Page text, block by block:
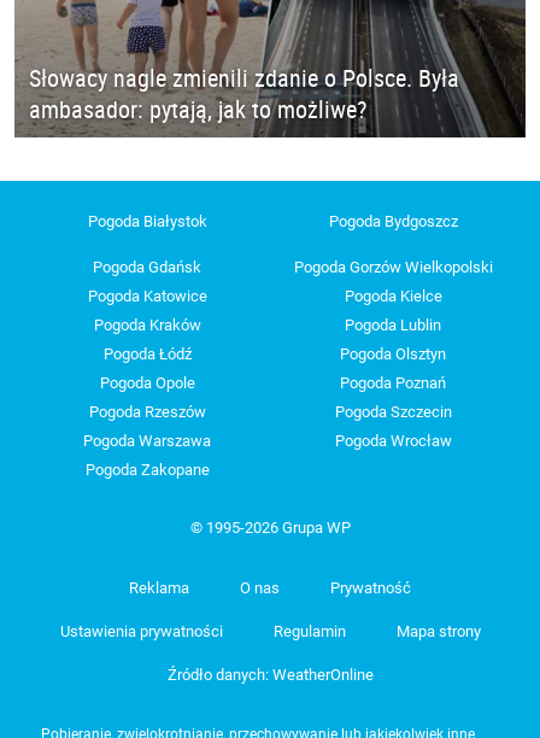
Słowacy nagle zmienili zdanie o Polsce. Była
ambasador: pytają, jak to możliwe?
Pogoda Białystok Pogoda Bydgoszcz
Pogoda Gdańsk
Pogoda Gorzów Wielkopolski
Pogoda Katowice
Pogoda Kielce
Pogoda Kraków
Pogoda Lublin
Pogoda Łódź
Pogoda Olsztyn
Pogoda Opole
Pogoda Poznań
Pogoda Rzeszów
Pogoda Szczecin
Pogoda Warszawa
Pogoda Wrocław
Pogoda Zakopane
© 1995-2026 Grupa WP
Reklama O nas Prywatność
Ustawienia prywatności Regulamin Mapa strony
Źródło danych: WeatherOnline
Pobieranie, zwielokrotnianie, przechowywanie lub jakiekolwiek inne